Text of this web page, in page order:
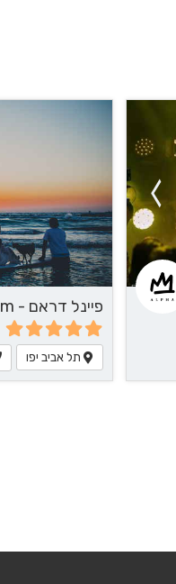
תל אביב יפו